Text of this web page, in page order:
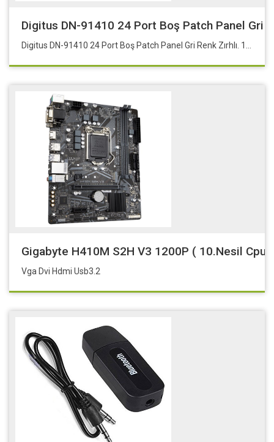
Digitus DN-91410 24 Port Boş Patch Panel Gri
Gigabyte H410M S2H V3 1200P ( 10.Nesil Cpu )
Vga Dvi Hdmi Usb3.2